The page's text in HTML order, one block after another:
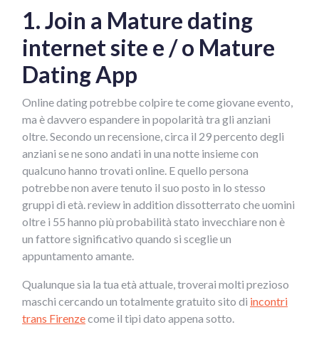
1. Join a Mature dating
internet site e / o Mature
Dating App
Online dating potrebbe colpire te come giovane evento,
ma è davvero espandere in popolarità tra gli anziani
oltre. Secondo un recensione, circa il 29 percento degli
anziani se ne sono andati in una notte insieme con
qualcuno hanno trovati online. E quello persona
potrebbe non avere tenuto il suo posto in lo stesso
gruppi di età. review in addition dissotterrato che uomini
oltre i 55 hanno più probabilità stato invecchiare non è
un fattore significativo quando si sceglie un
appuntamento amante.
Qualunque sia la tua età attuale, troverai molti prezioso
maschi cercando un totalmente gratuito sito di incontri
trans Firenzecome il tipi dato appena sotto.